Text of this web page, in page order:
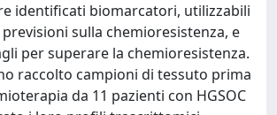
identificati biomarcatori, utilizzabili
sulla chemioresistenza, e
per superare la chemioresistenza.
raccolto campioni di tessuto prima
da 11 pazienti con HGSOC